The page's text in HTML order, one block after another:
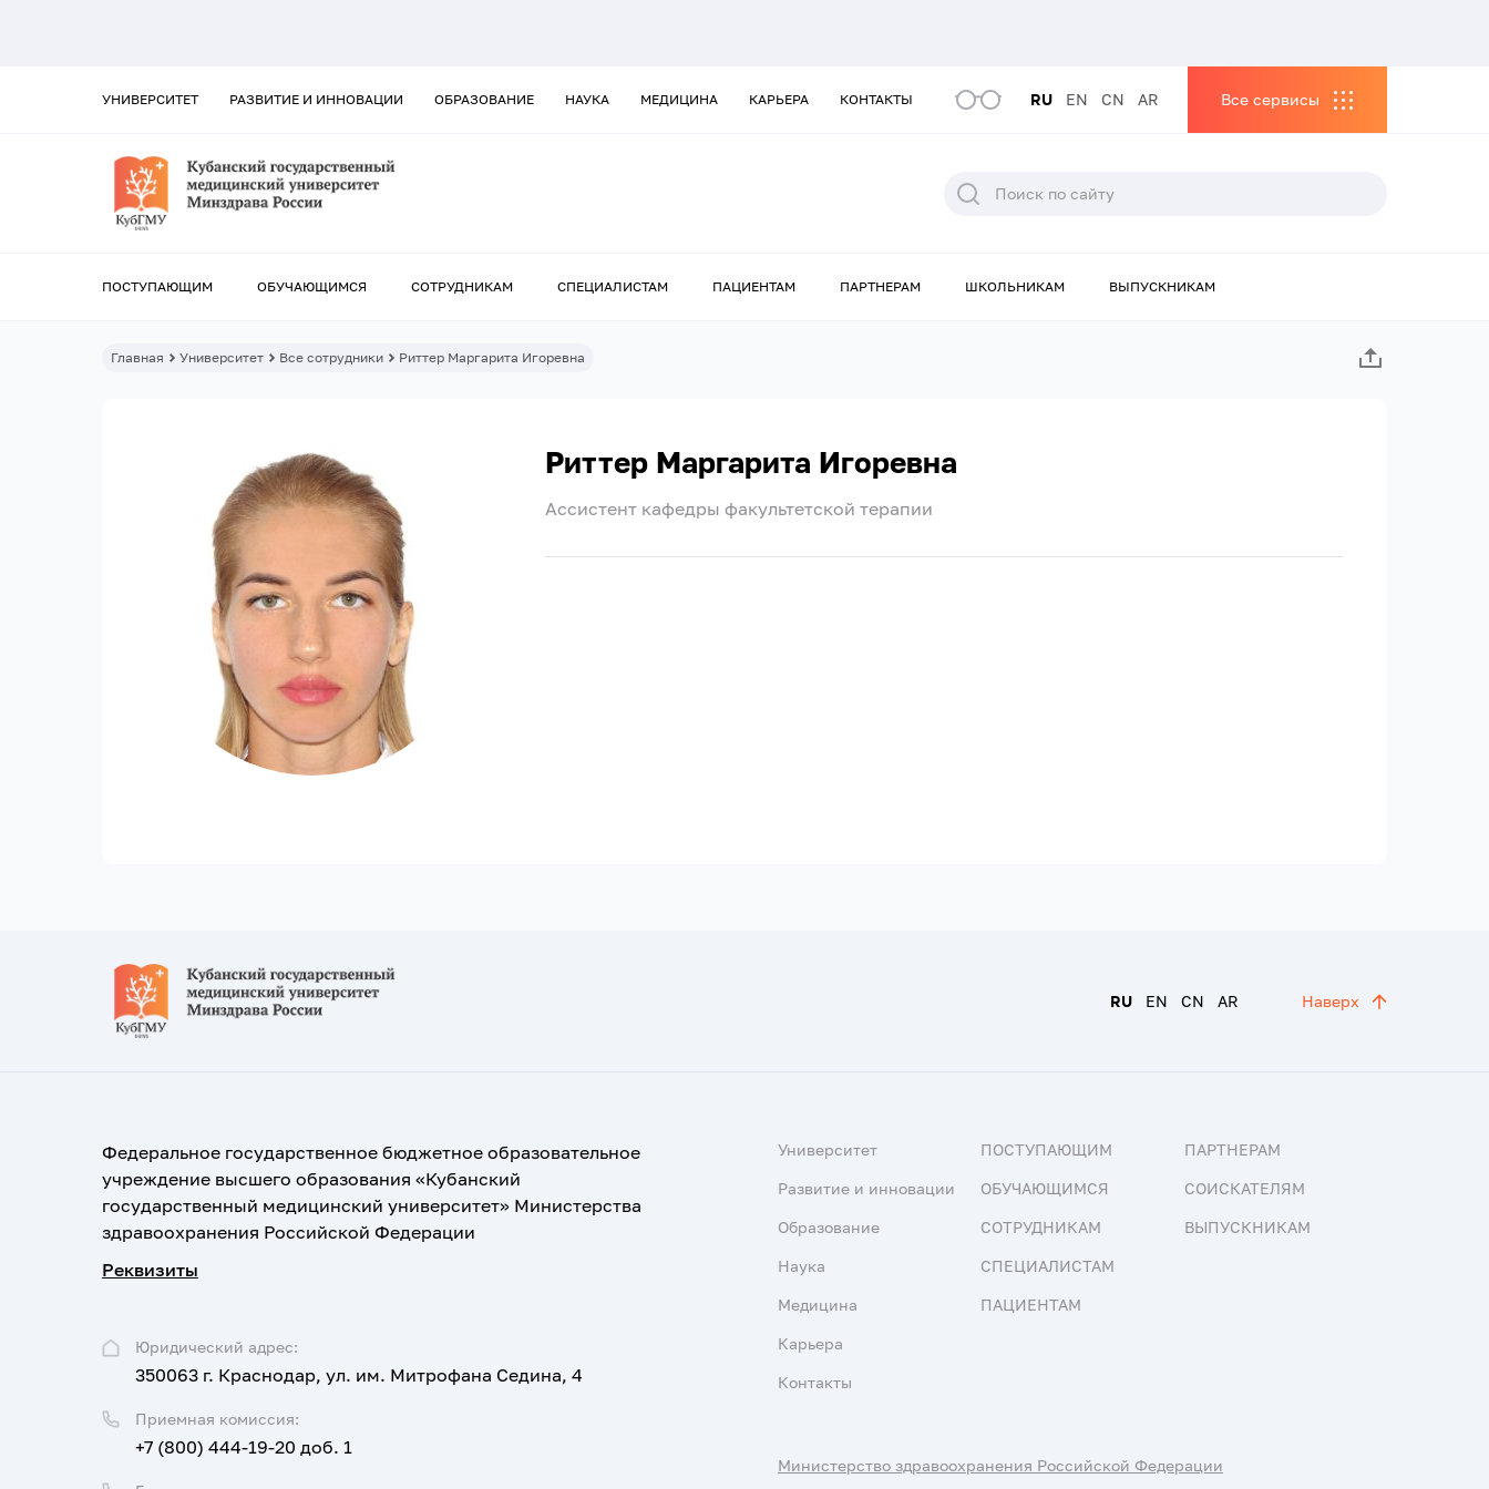
УНИВЕРСИТЕТ РАЗВИТИЕ И ИННОВАЦИИ ОБРАЗОВАНИЕ НАУКА МЕДИЦИНА КАРЬЕРА КОНТАКТЫ RU EN CN AR Все сервисы
ПОСТУПАЮЩИМ ОБУЧАЮЩИМСЯ СОТРУДНИКАМ СПЕЦИАЛИСТАМ ПАЦИЕНТАМ ПАРТНЕРАМ ШКОЛЬНИКАМ ВЫПУСКНИКАМ
Главная Университет Все сотрудники Риттер Маргарита Игоревна
Риттер Маргарита Игоревна
Ассистент кафедры факультетской терапии
RU EN CN AR Наверх
Федеральное государственное бюджетное образовательное
учреждение высшего образования «Кубанский
государственный медицинский университет» Министерства
здравоохранения Российской Федерации
Реквизиты
Юридический адрес:
350063 г. Краснодар, ул. им. Митрофана Седина, 4
Приемная комиссия:
+7 (800) 444-19-20 доб. 1
Университет
Развитие и инновации
Образование
Наука
Медицина
Карьера
Контакты
ПОСТУПАЮЩИМ
ОБУЧАЮЩИМСЯ
СОТРУДНИКАМ
СПЕЦИАЛИСТАМ
ПАЦИЕНТАМ
ПАРТНЕРАМ
СОИСКАТЕЛЯМ
ВЫПУСКНИКАМ
Министерство здравоохранения Российской Федерации